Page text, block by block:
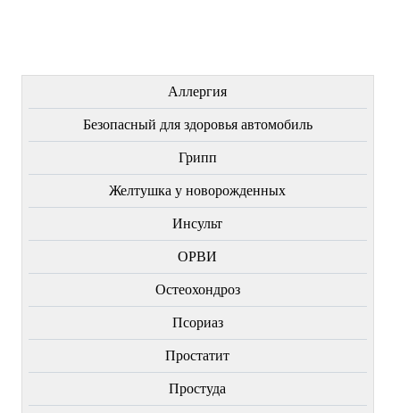
Аллергия
Безопасный для здоровья автомобиль
Грипп
Желтушка у новорожденных
Инсульт
ОРВИ
Остеохондроз
Пcориаз
Простатит
Простуда